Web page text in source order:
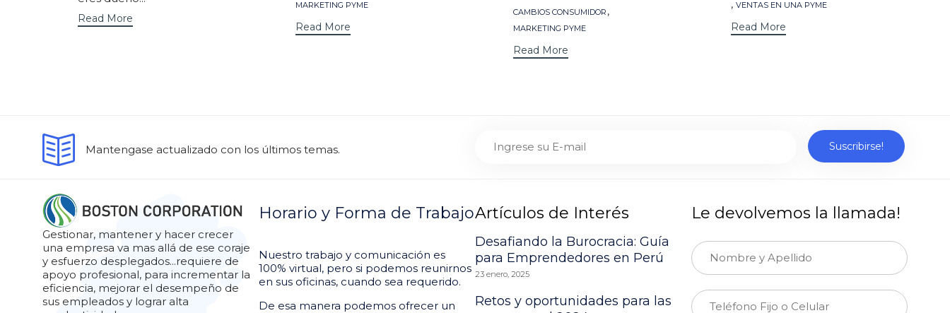
Read More
MARKETING PYME
Read More
Tags
CAMBIOS CONSUMIDOR ,
MARKETING PYME
Read More
, VENTAS EN UNA PYME
Read More
Mantengase actualizado con los últimos temas.
Gestionar, mantener y hacer crecer
una empresa va mas allá de ese coraje
y esfuerzo desplegados...requiere de
apoyo profesional, para incrementar la
eficiencia, mejorar el desempeño de
sus empleados y lograr alta
Horario y Forma de Trabajo
Nuestro trabajo y comunicación es
100% virtual, pero si podemos reunirnos
en sus oficinas, cuando sea requerido.
De esa manera podemos ofrecer un
Artículos de Interés
Desafiando la Burocracia: Guía
para Emprendedores en Perú
23 enero, 2025
Retos y oportunidades para las
Le devolvemos la llamada!